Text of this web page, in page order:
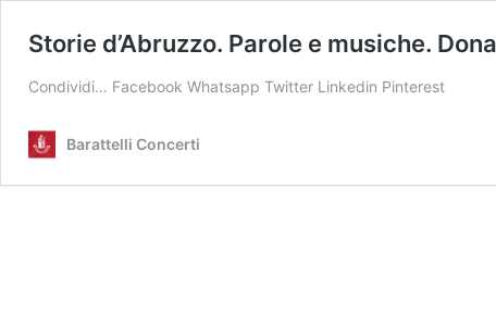
Storie d’Abruzzo. Parole e musiche.
Condividi… Facebook Whatsapp Twitter Linkedin Pinterest
Barattelli Concerti